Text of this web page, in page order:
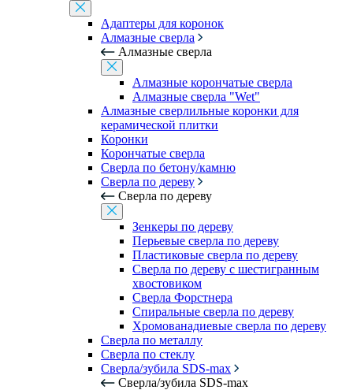
Адаптеры для коронок
Алмазные сверла
Алмазные сверла
Алмазные корончатые сверла
Алмазные сверла "Wet"
Алмазные сверлильные коронки для
керамической плитки
Коронки
Корончатые сверла
Сверла по бетону/камню
Сверла по дереву
Сверла по дереву
Зенкеры по дереву
Перьевые сверла по дереву
Пластиковые сверла по дереву
Сверла по дереву с шестигранным
хвостовиком
Сверла Форстнера
Спиральные сверла по дереву
Хромованадиевые сверла по дереву
Сверла по металлу
Сверла по стеклу
Сверла/зубила SDS-max
Сверла/зубила SDS-max